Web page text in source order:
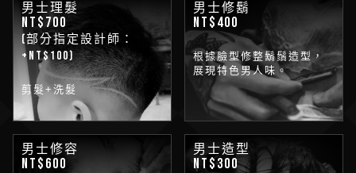
男士理髮
NT$700
(部分指定設計師：
+NT$100)
剪髮+洗髮
男士修鬍
NT$400
根據臉型修整鬍鬚造型，
展現特色男人味。
男士修容
NT$600
男士造型
NT$300